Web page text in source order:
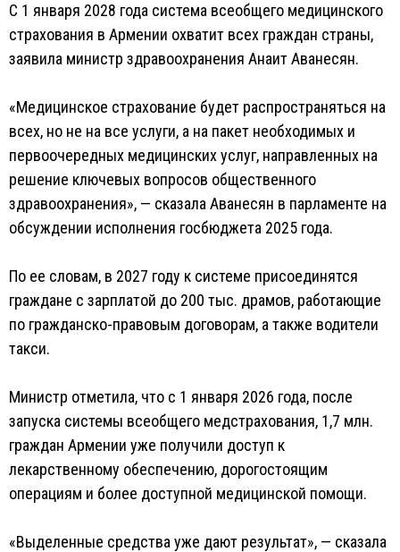
С 1 января 2028 года система всеобщего медицинского
страхования в Армении охватит всех граждан страны,
заявила министр здравоохранения Анаит Аванесян.
«Медицинское страхование будет распространяться на
всех, но не на все услуги, а на пакет необходимых и
первоочередных медицинских услуг, направленных на
решение ключевых вопросов общественного
здравоохранения», — сказала Аванесян в парламенте на
обсуждении исполнения госбюджета 2025 года.
По ее словам, в 2027 году к системе присоединятся
граждане с зарплатой до 200 тыс. драмов, работающие
по гражданско-правовым договорам, а также водители
такси.
Министр отметила, что с 1 января 2026 года, после
запуска системы всеобщего медстрахования, 1,7 млн.
граждан Армении уже получили доступ к
лекарственному обеспечению, дорогостоящим
операциям и более доступной медицинской помощи.
«Выделенные средства уже дают результат», — сказала